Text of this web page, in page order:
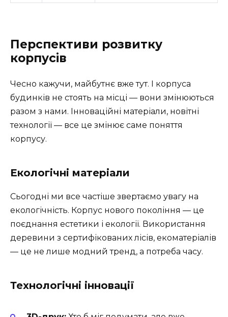
Перспективи розвитку
корпусів
Чесно кажучи, майбутнє вже тут. І корпуса
будинків не стоять на місці — вони змінюються
разом з нами. Інноваційні матеріали, новітні
технології — все це змінює саме поняття
корпусу.
Екологічні матеріали
Сьогодні ми все частіше звертаємо увагу на
екологічність. Корпус нового покоління — це
поєднання естетики і екології. Використання
деревини з сертифікованих лісів, екоматеріалів
— це не лише модний тренд, а потреба часу.
Технологічні інновації